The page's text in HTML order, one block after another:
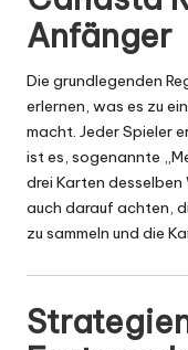
Anfänger
Die grundlegenden
erlernen, was es zu
macht. Jeder Spieler
ist es, sogenannte
drei Karten desselben
auch darauf achten,
zu sammeln und die